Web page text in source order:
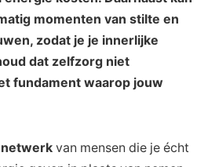
momenten van stilte en
zodat je je innerlijke
dat zelfzorg niet
fundament waarop jouw
van mensen die je écht